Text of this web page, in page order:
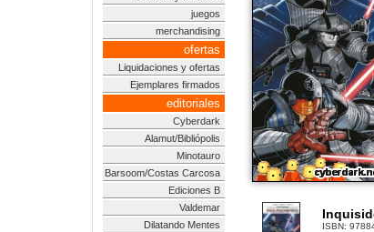
juegos
merchandising
ofertas
Liquidaciones y ofertas
Ejemplares firmados
editoriales
Cyberdark
Alamut/Bibliópolis
Minotauro
Barsoom/Costas Carcosa
Ediciones B
Valdemar
Dilatando Mentes
ISBN: